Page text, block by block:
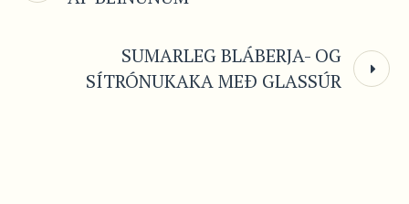
SUMARLEG BLÁBERJA- OG
SÍTRÓNUKAKA MEÐ GLASSÚR